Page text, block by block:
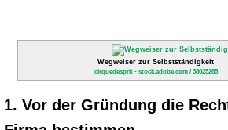
Wegweiser zur Selbstständigkeit
cirquedesprit - stock.adobe.com / 38025265
1. Vor der Gründung die